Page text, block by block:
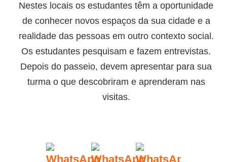
Nestes locais os estudantes têm a oportunidade
de conhecer novos espaços da sua cidade e a
realidade das pessoas em outro contexto social.
Os estudantes pesquisam e fazem entrevistas.
Depois do passeio, devem apresentar para sua
turma o que descobriram e aprenderam nas
visitas.